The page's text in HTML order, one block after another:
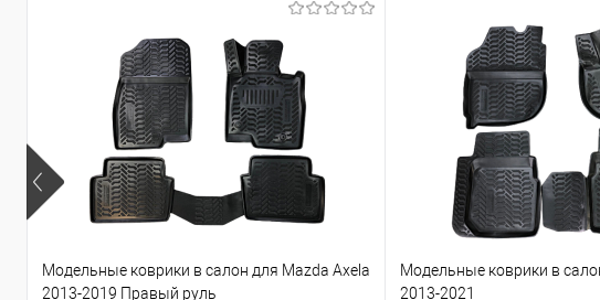
Модельные коврики в салон для Mazda Axela
2013-2019 Правый руль
Модельные коврики в
2013-2021